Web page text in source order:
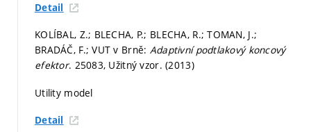
Detail
KOLÍBAL, Z.; BLECHA, P.; BLECHA, R.; TOMAN, J.;
BRADÁČ, F.; VUT v Brně: Adaptivní podtlakový koncový
efektor. 25083, Užitný vzor. (2013)
Utility model
Detail